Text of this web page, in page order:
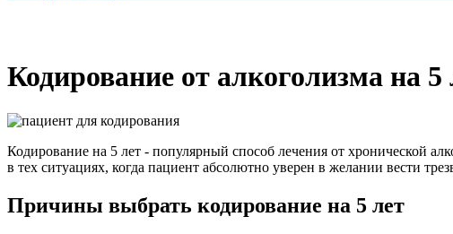
Кодирование от алкоголизма на 5
Кодирование на 5 лет - популярный способ лечения от хронической
в тех ситуациях, когда пациент абсолютно уверен в желании вести
Причины выбрать кодирование на 5 лет